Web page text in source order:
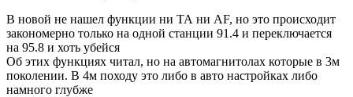
В новой не нашел функции ни ТА ни AF, но это происходит
закономерно только на одной станции 91.4 и переключается
на 95.8 и хоть убейся
Об этих функциях читал, но на автомагнитолах которые в 3м
поколении. В 4м походу это либо в авто настройках либо
намного глубже